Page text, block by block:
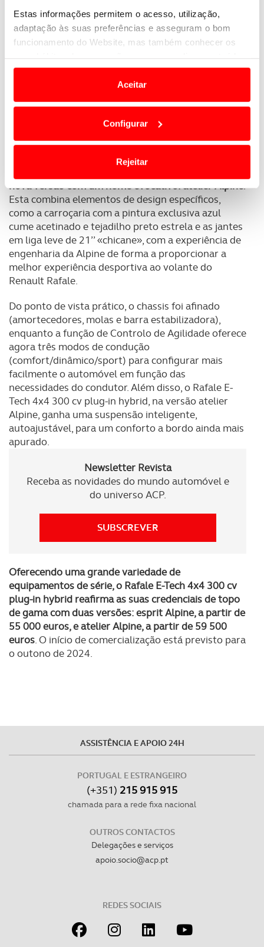
Estas informações permitem o acesso, utilização,
adaptação às suas preferências e asseguram o bom
funcionamento do Website, mas também conhecer os
e anúncios de modo a promover produtos e/ou serviços.
Em alguns casos, a utilização destas tecnologias
termos e a todo o tempo as suas preferências e limitando
o acesso a informações durante a navegação no
personalizar conteúdos e anúncios, para lhe proporcionar
funcionalidades de redes sociais, bem como para
analisar dados de navegação no nosso website.
Adicionalmente partilhamos informação, relativa à sua
utilização do nosso site de publicidade e de análise, com
parceiros e organizações na UE e em países terceiros.
O ACP garantirá que as transferências internacionais de
dados pessoais serão realizadas apenas com o seu
consentimento e quando tal se afigure estritamente
necessário no contexto dos serviços a prestar.
Realçamos que o bloqueio de certo tipo de Cookies e
tecnologias similares pode ter impacto na sua
experiência de navegação no Website e nos serviços
disponibilizados.
Aceitar
Configurar
Rejeitar
Juntamente com o avançado grupo propulsor,
nova versão com um nome evocativo: atelier Alpine.
Esta combina elementos de design específicos,
como a carroçaria com a pintura exclusiva azul
cume acetinado e tejadilho preto estrela e as jantes
em liga leve de 21’’ «chicane», com a experiência de
engenharia da Alpine de forma a proporcionar a
melhor experiência desportiva ao volante do
Renault Rafale.
Do ponto de vista prático, o chassis foi afinado
(amortecedores, molas e barra estabilizadora),
enquanto a função de Controlo de Agilidade oferece
agora três modos de condução
(comfort/dinâmico/sport) para configurar mais
facilmente o automóvel em função das
necessidades do condutor. Além disso, o Rafale E-
Tech 4x4 300 cv plug-in hybrid, na versão atelier
Alpine, ganha uma suspensão inteligente,
autoajustável, para um conforto a bordo ainda mais
apurado.
Newsletter Revista
Receba as novidades do mundo automóvel e
do universo ACP.
SUBSCREVER
Oferecendo uma grande variedade de
equipamentos de série, o Rafale E-Tech 4x4 300 cv
plug-in hybrid reafirma as suas credenciais de topo
de gama com duas versões: esprit Alpine, a partir de
55 000 euros, e atelier Alpine, a partir de 59 500
euros. O início de comercialização está previsto para
o outono de 2024.
ASSISTÊNCIA E APOIO 24H
PORTUGAL E ESTRANGEIRO
(+351) 215 915 915
chamada para a rede fixa nacional
OUTROS CONTACTOS
Delegações e serviços
apoio.socio@acp.pt
REDES SOCIAIS